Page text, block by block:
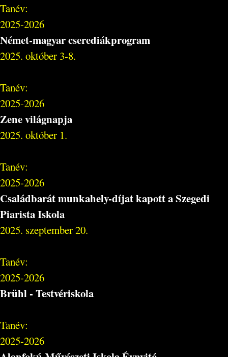
Tanév:
2025-2026
Német-magyar cserediákprogram
2025. október 3-8.
Tanév:
2025-2026
Zene világnapja
2025. október 1.
Tanév:
2025-2026
Családbarát munkahely-díjat kapott a Szegedi
Piarista Iskola
2025. szeptember 20.
Tanév:
2025-2026
Brühl - Testvériskola
Tanév:
2025-2026